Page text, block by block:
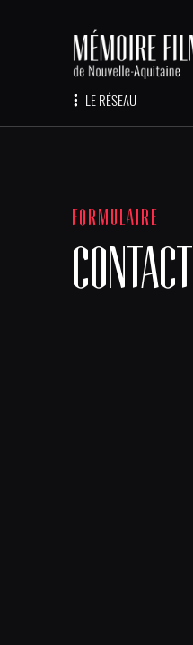
LE RÉSEAU
FORMULAIRE
CONTACT